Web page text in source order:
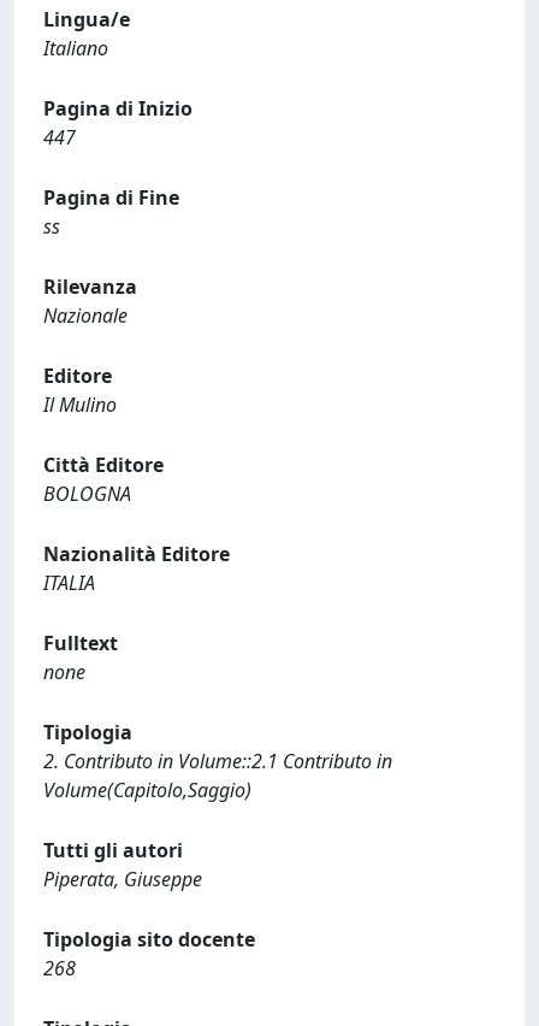
Lingua/e
Italiano
Pagina di Inizio
447
Pagina di Fine
ss
Rilevanza
Nazionale
Editore
Il Mulino
Città Editore
BOLOGNA
Nazionalità Editore
ITALIA
Fulltext
none
Tipologia
2. Contributo in Volume::2.1 Contributo in
Volume(Capitolo,Saggio)
Tutti gli autori
Piperata, Giuseppe
Tipologia sito docente
268